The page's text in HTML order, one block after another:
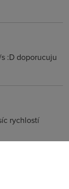
:D doporucuju
rychlostí
by musel